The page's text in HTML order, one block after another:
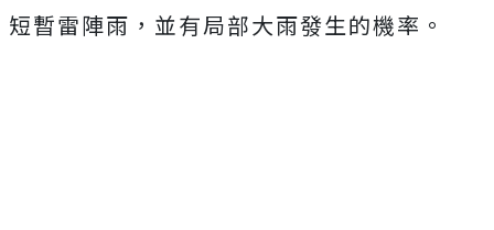
短暫雷陣雨，並有局部大雨發生的機率。